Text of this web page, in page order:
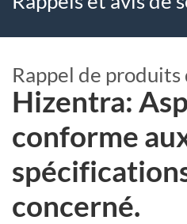
ici
Rappel de produits
Hizentra:
conforme
concerné.